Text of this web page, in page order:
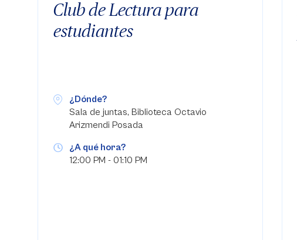
Club de Lectura para
estudiantes
¿Dónde?
Sala de juntas, Biblioteca Octavio
Arizmendi Posada
¿A qué hora?
12:00 PM - 01:10 PM